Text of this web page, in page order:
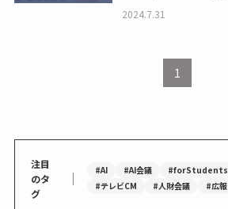
2024.7.31
1
注目
のタ
グ
｜ #AI #AI会議 #forStudents
#テレビCM
#人財会議 #広報